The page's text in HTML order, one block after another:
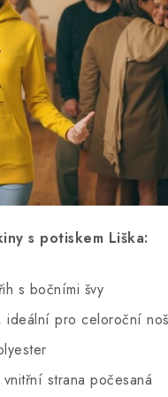
s potiskem Liška:
s bočními švy
ideální pro celoroční
strana počesaná